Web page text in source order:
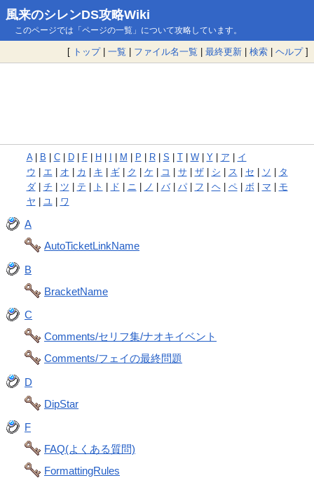
風来のシレンDS攻略Wiki
このページでは「ページの一覧」について攻略しています。
[ トップ| 一覧 | ファイル名一覧 | 最終更新 | 検索 | ヘルプ]
A| B C| D| F| H M P R| S T| W| Y| ア
イ
ウ
エ オ カ キ ギ| ク ケ コ サ| ザ| シ ス セ ソ
タ
ダ| チ ツ テ ト ド ニ ノ バ| パ| フ ヘ| ペ| ボ| マ
モ
ヤ
ユ| ワ
A
AutoTicketLinkName
B
BracketName
C
Comments/セリフ集/ナオキイベント
Comments/フェイの最終問題
D
DipStar
F
FAQ(よくある質問)
FormattingRules